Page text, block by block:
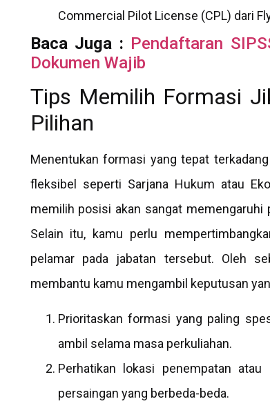
Commercial Pilot License (CPL) dari
Baca Juga : Pendaftaran
Dokumen Wajib
Tips Memilih Formasi
Pilihan
Menentukan formasi yang tepat
fleksibel seperti Sarjana Hukum atau
memilih posisi akan sangat memengaruhi
Selain itu, kamu perlu
pelamar pada jabatan tersebut. Oleh
membantu kamu mengambil keputusan
Prioritaskan formasi yang paling
ambil selama masa perkuliahan.
Perhatikan lokasi penempatan
persaingan yang berbeda-beda.